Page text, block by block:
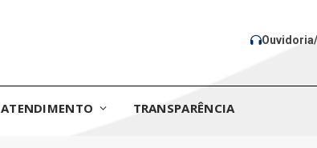
ATENDIMENTO TRANSPARÊNCIA